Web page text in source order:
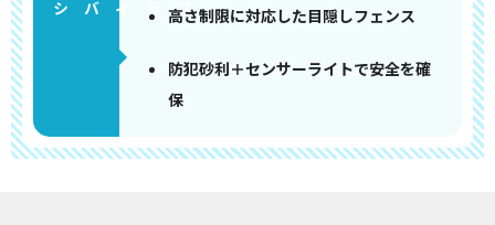
高さ制限に対応した目隠しフェンス
防犯砂利＋センサーライトで安全を確
保